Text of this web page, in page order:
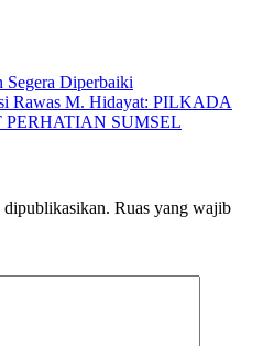
Segera Diperbaiki
Rawas M. Hidayat: PILKADA
PERHATIAN SUMSEL
Ruas yang wajib